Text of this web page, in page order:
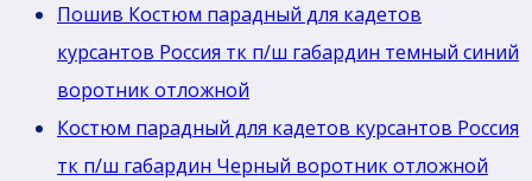
Пошив Костюм парадный для кадетов
курсантов Россия тк п/ш габардин темный синий
воротник отложной
Костюм парадный для кадетов курсантов Россия
тк п/ш габардин Черный воротник отложной